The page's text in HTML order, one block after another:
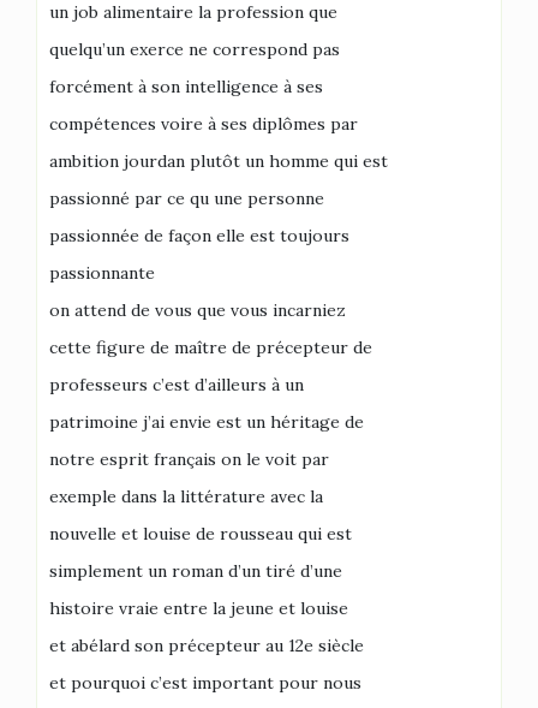
un job alimentaire la profession que
quelqu’un exerce ne correspond pas
forcément à son intelligence à ses
compétences voire à ses diplômes par
ambition jourdan plutôt un homme qui est
passionné par ce qu une personne
passionnée de façon elle est toujours
passionnante
on attend de vous que vous incarniez
cette figure de maître de précepteur de
professeurs c’est d’ailleurs à un
patrimoine j’ai envie est un héritage de
notre esprit français on le voit par
exemple dans la littérature avec la
nouvelle et louise de rousseau qui est
simplement un roman d’un tiré d’une
histoire vraie entre la jeune et louise
et abélard son précepteur au 12e siècle
et pourquoi c’est important pour nous